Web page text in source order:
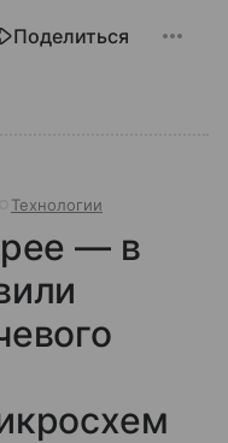
Поделиться
Технологии
— в